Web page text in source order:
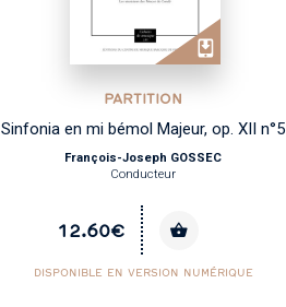
PARTITION
Sinfonia en mi bémol Majeur, op. XII n°5
François-Joseph GOSSEC
Conducteur
12.60€
DISPONIBLE EN VERSION NUMÉRIQUE